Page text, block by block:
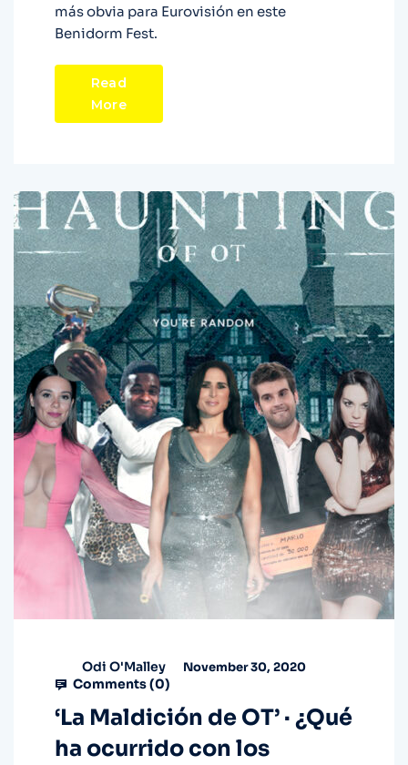
más obvia para Eurovisión en este
Benidorm Fest.
Read
More
Odi O'Malley November 30, 2020
Comments (0)
‘La Maldición de OT’ · ¿Qué
ha ocurrido con los